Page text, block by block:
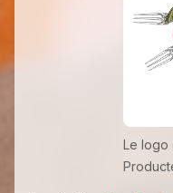
Le logo